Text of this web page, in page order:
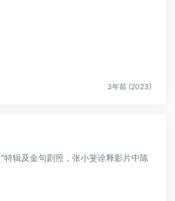
3年前 (2023)
辑及金句剧照，张小斐诠释影片中陈